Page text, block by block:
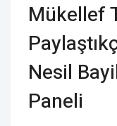
Mükellef
Nesil
Paneli